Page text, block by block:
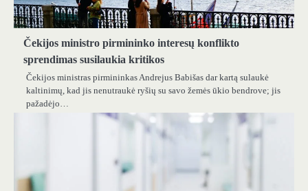
Čekijos ministro pirmininko interesų konflikto
sprendimas susilaukia kritikos
Čekijos ministras pirmininkas Andrejus Babišas dar kartą sulaukė
kaltinimų, kad jis nenutraukė ryšių su savo žemės ūkio bendrove; jis
pažadėjo…